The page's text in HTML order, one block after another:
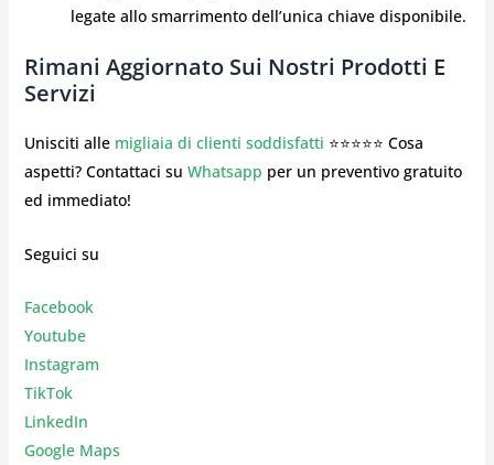
legate allo smarrimento dell’unica chiave disponibile.
Rimani Aggiornato Sui Nostri Prodotti E
Servizi
Unisciti alle migliaia di clienti soddisfatti ⭐⭐⭐⭐⭐ Cosa
aspetti? Contattaci su Whatsapp per un preventivo gratuito
ed immediato!
Seguici su
Facebook
Youtube
Instagram
TikTok
LinkedIn
Google Maps